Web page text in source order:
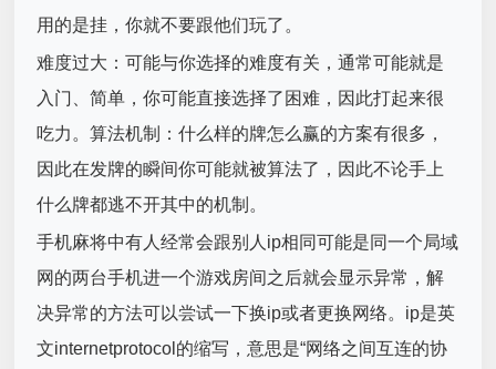
用的是挂，你就不要跟他们玩了。
难度过大：可能与你选择的难度有关，通常可能就是
入门、简单，你可能直接选择了困难，因此打起来很
吃力。算法机制：什么样的牌怎么赢的方案有很多，
因此在发牌的瞬间你可能就被算法了，因此不论手上
什么牌都逃不开其中的机制。
手机麻将中有人经常会跟别人ip相同可能是同一个局域
网的两台手机进一个游戏房间之后就会显示异常，解
决异常的方法可以尝试一下换ip或者更换网络。ip是英
文internetprotocol的缩写，意思是“网络之间互连的协